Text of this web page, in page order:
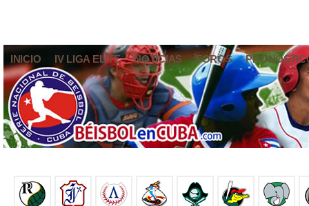
INICIO IV LIGA ELITE NOTICIAS FOROS